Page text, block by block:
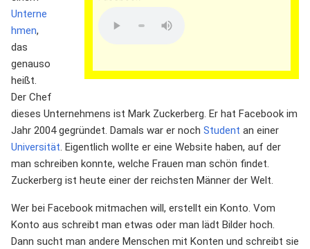
Unterne
hmen,
das
genauso
heißt.
Der Chef
dieses Unternehmens ist Mark Zuckerberg. Er hat Facebook im
Jahr 2004 gegründet. Damals war er noch Student an einer
Universität. Eigentlich wollte er eine Website haben, auf der
man schreiben konnte, welche Frauen man schön findet.
Zuckerberg ist heute einer der reichsten Männer der Welt.
Wer bei Facebook mitmachen will, erstellt ein Konto. Vom
Konto aus schreibt man etwas oder man lädt Bilder hoch.
Dann sucht man andere Menschen mit Konten und schreibt sie